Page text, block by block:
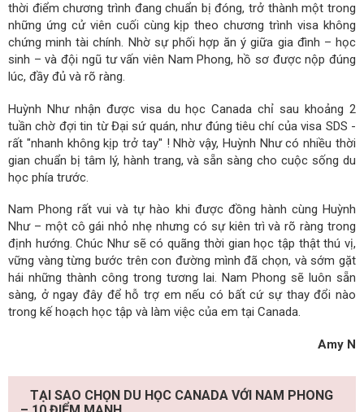
thời điểm chương trình đang chuẩn bị đóng, trở thành một trong
những ứng cử viên cuối cùng kịp theo chương trình visa không
chứng minh tài chính. Nhờ sự phối hợp ăn ý giữa gia đình – học
sinh – và đội ngũ tư vấn viên Nam Phong, hồ sơ được nộp đúng
lúc, đầy đủ và rõ ràng.
Huỳnh Như nhận được visa du học Canada chỉ sau khoảng 2
tuần chờ đợi tin từ Đại sứ quán, như đúng tiêu chí của visa SDS -
rất "nhanh không kịp trở tay" ! Nhờ vậy, Huỳnh Như có nhiều thời
gian chuẩn bị tâm lý, hành trang, và sẵn sàng cho cuộc sống du
học phía trước.
Nam Phong rất vui và tự hào khi được đồng hành cùng Huỳnh
Như – một cô gái nhỏ nhẹ nhưng có sự kiên trì và rõ ràng trong
định hướng. Chúc Như sẽ có quãng thời gian học tập thật thú vị,
vững vàng từng bước trên con đường mình đã chọn, và sớm gặt
hái những thành công trong tương lai. Nam Phong sẽ luôn sẵn
sàng, ở ngay đây để hỗ trợ em nếu có bất cứ sự thay đổi nào
trong kế hoạch học tập và làm việc của em tại Canada.
Amy N
TẠI SAO CHỌN DU HỌC CANADA VỚI NAM PHONG